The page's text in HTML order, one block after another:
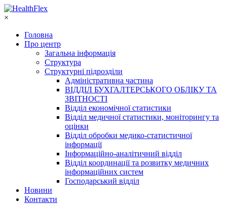
×
Головна
Про центр
Загальна інформація
Структура
Структурні підрозділи
Адміністративна частина
ВІДДІЛ БУХГАЛТЕРСЬКОГО ОБЛІКУ ТА
ЗВІТНОСТІ
Відділ економічної статистики
Відділ медичної статистики, моніторингу та
оцінки
Відділ обробки медико-статистичної
інформації
Інформаційно-аналітичний відділ
Відділ координації та розвитку медичних
інформаційних систем
Господарський відділ
Новини
Контакти